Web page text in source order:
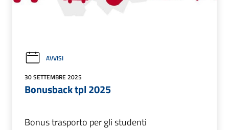
AVVISI
30 SETTEMBRE 2025
Bonusback tpl 2025
Bonus trasporto per gli studenti